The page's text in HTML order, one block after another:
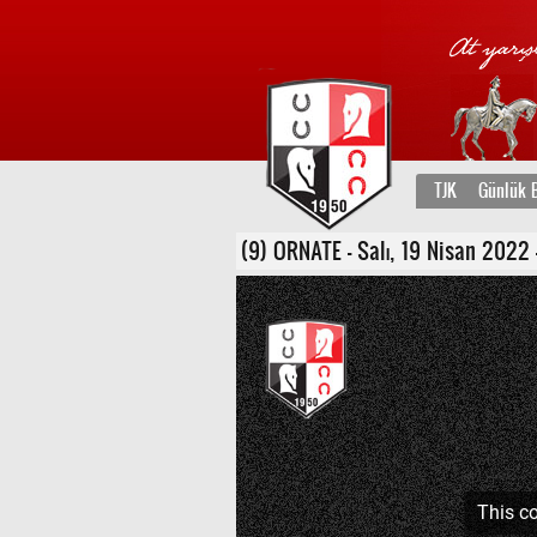
TJK Günlük
(9) ORNATE - Salı, 19 Nisan
This